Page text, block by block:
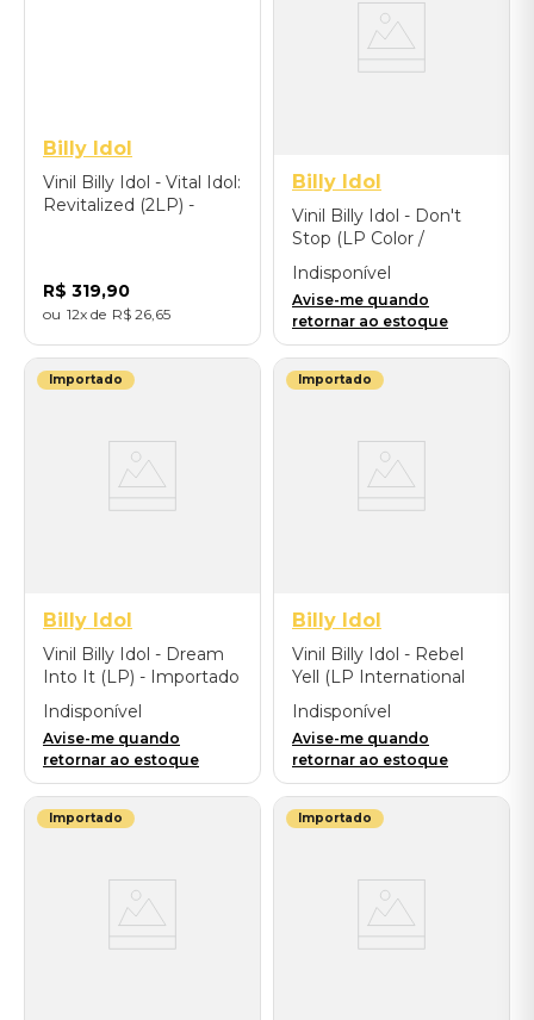
Billy Idol
Vinil Billy Idol - Vital Idol:
Revitalized (2LP) -
R$ 319,90
12 R$ 26 65
Billy Idol
Vinil Billy Idol - Don't
Stop (LP Color /
Limited Edition) -
Importado
Indisponível
Avise-me quando
retornar ao estoque
Importado
Billy Idol
Vinil Billy Idol - Dream
Into It (LP) - Importado
Indisponível
Avise-me quando
retornar ao estoque
Importado
Billy Idol
Vinil Billy Idol - Rebel
Yell (LP International
Version) - Importado
Indisponível
Avise-me quando
retornar ao estoque
Importado Importado